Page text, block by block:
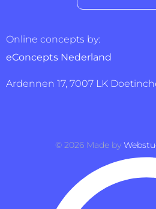
Online concepts by:
eConcepts Nederland
Ardennen 17, 7007 LK
© 2026Made by